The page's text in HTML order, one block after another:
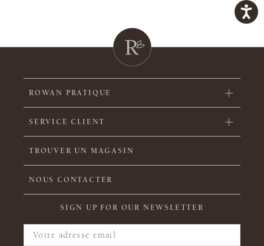
ROWAN PRATIQUE
SERVICE CLIENT
TROUVER UN MAGASIN
NOUS CONTACTER
SIGN UP FOR OUR NEWSLETTER